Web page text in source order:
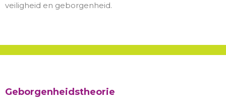
veiligheid en geborgenheid.
Geborgenheidstheorie